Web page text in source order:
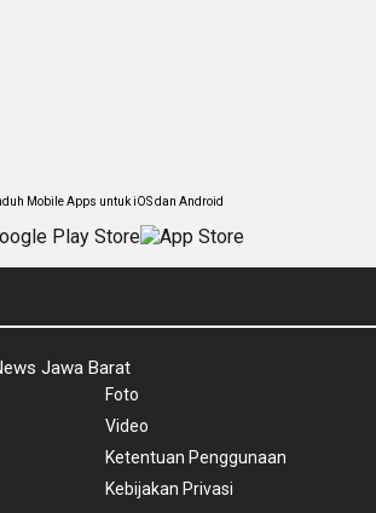
Mobile Apps untuk iOS dan Android
Jawa Barat
Foto
Video
Ketentuan Penggunaan
Kebijakan Privasi